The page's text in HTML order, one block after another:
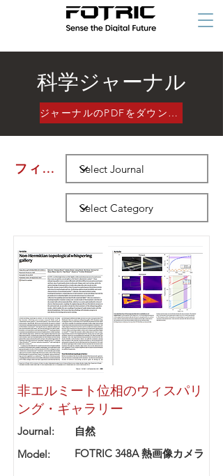
科学ジャーナル
ジャーナルのPDFをダウンロード
フィルター
非エルミート位相のウィスパリ
ング・ギャラリー
Journal:
自然
Model:
FOTRIC 348A 熱画像カメラ